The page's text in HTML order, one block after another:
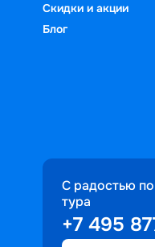
Скидки и акции
Блог
С радостью
тура
+7 495